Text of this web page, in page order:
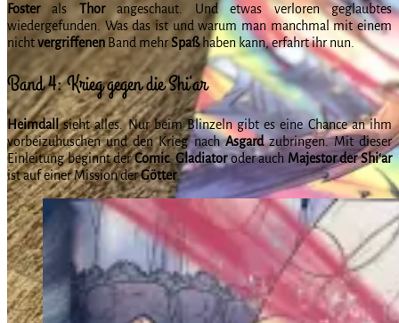
FosteralsThorangeschaut. Und etwas verloren geglaubtes
wiedergefunden. Was das ist und warum man manchmal mit einem
nichtvergriffenen Band mehrSpaßhaben kann, erfahrt ihr nun.
Band 4: Krieg gegen die Shi‘ar
Heimdallsieht alles. Nur beim Blinzeln gibt es eine Chance an ihm
vorbeizuhuschen und den Krieg nachAsgardzubringen. Mit dieser
Einleitung beginnt derComic.Gladiatoroder auch Majestor der Shi‘ar
ist auf einer Mission derGötter.